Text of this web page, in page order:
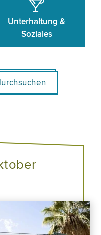
Unterhaltung &
Soziales